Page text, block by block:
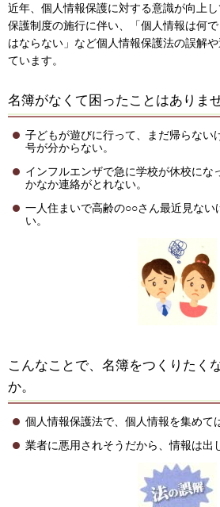
近年、個人情報保護に対する意識が向上
保護制度の施行に伴い、「個人情報は何
はならない」など個人情報保護法の誤解
ています。
名簿がなくて困ったことはありま
子どもが遊びに行って、まだ帰らない
号が分からない。
インフルエンザで急に学校が休校にな
かなか連絡がとれない。
一人住まいで高齢の○○さん最近見ない
い。
こんなことで、名簿をつくりたく
か。
個人情報保護法で、個人情報を集めて
業者に悪用されそうだから、情報は出